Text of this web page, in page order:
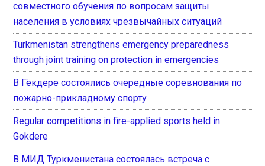
совместного обучения по вопросам защиты
населения в условиях чрезвычайных ситуаций
Turkmenistan strengthens emergency preparedness
through joint training on protection in emergencies
В Гёкдере состоялись очередные соревнования по
пожарно-прикладному спорту
Regular competitions in fire-applied sports held in
Gokdere
В МИД Туркменистана состоялась встреча с